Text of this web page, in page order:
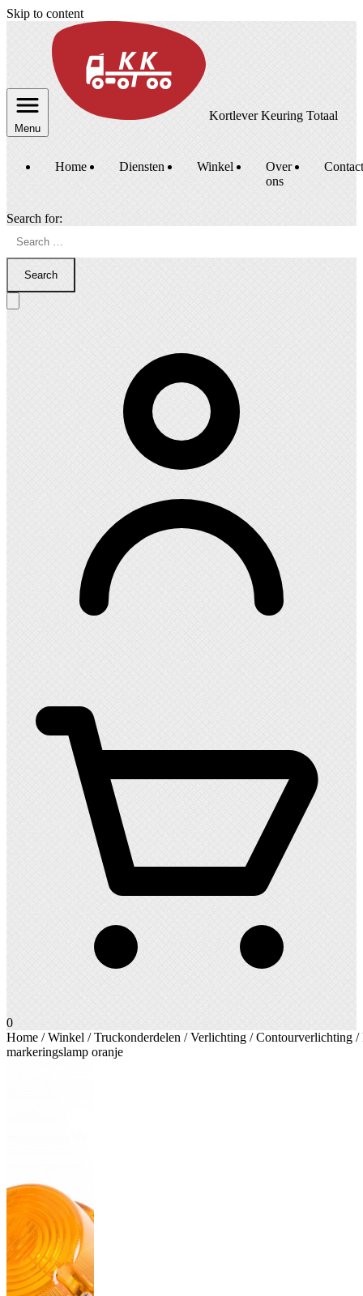
Skip to content
Menu
Kortlever Keuring Totaal
Home Diensten Winkel
Over
ons
Contact
Search for:
Search
0
Home /Winkel /Truckonderdelen /Verlichting /Contourverlichting /
markeringslamp oranje